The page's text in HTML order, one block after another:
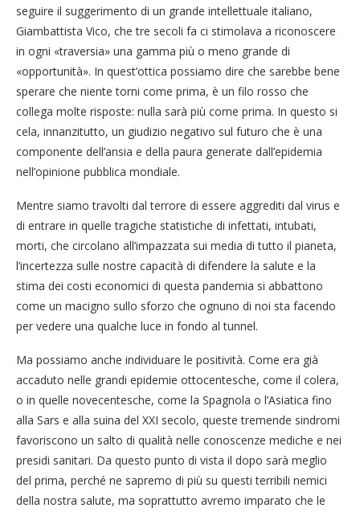
seguire il suggerimento di un grande intellettuale italiano,
Giambattista Vico, che tre secoli fa ci stimolava a riconoscere
in ogni «traversia» una gamma più o meno grande di
«opportunità». In quest’ottica possiamo dire che sarebbe bene
sperare che niente torni come prima, è un filo rosso che
collega molte risposte: nulla sarà più come prima. In questo si
cela, innanzitutto, un giudizio negativo sul futuro che è una
componente dell’ansia e della paura generate dall’epidemia
nell’opinione pubblica mondiale.
Mentre siamo travolti dal terrore di essere aggrediti dal virus e
di entrare in quelle tragiche statistiche di infettati, intubati,
morti, che circolano all’impazzata sui media di tutto il pianeta,
l’incertezza sulle nostre capacità di difendere la salute e la
stima dei costi economici di questa pandemia si abbattono
come un macigno sullo sforzo che ognuno di noi sta facendo
per vedere una qualche luce in fondo al tunnel.
Ma possiamo anche individuare le positività. Come era già
accaduto nelle grandi epidemie ottocentesche, come il colera,
o in quelle novecentesche, come la Spagnola o l’Asiatica fino
alla Sars e alla suina del XXI secolo, queste tremende sindromi
favoriscono un salto di qualità nelle conoscenze mediche e nei
presidi sanitari. Da questo punto di vista il dopo sarà meglio
del prima, perché ne sapremo di più su questi terribili nemici
della nostra salute, ma soprattutto avremo imparato che le